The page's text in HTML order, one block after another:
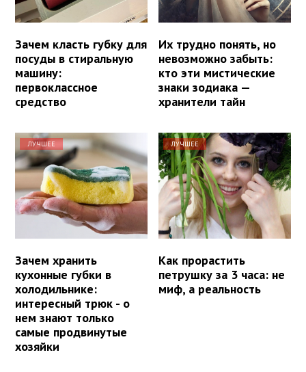
Зачем класть губку для
посуды в стиральную
машину:
первоклассное
средство
Их трудно понять, но
невозможно забыть:
кто эти мистические
знаки зодиака —
хранители тайн
ЛУЧШЕЕ
Зачем хранить
кухонные губки в
холодильнике:
интересный трюк - о
нем знают только
самые продвинутые
хозяйки
ЛУЧШЕЕ
Как прорастить
петрушку за 3 часа: не
миф, а реальность